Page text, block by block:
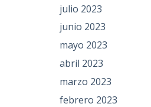
julio 2023
junio 2023
mayo 2023
abril 2023
marzo 2023
febrero 2023